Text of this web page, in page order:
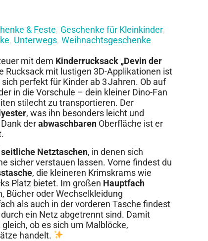
& Feste, Geschenke für Kleinkinder,
, Unterwegs, Weihnachtsgeschenke
mit dem Kinderrucksack „Devin der
Rucksack mit lustigen 3D-Applikationen ist
perfekt für Kinder ab 3 Jahren. Ob auf
in die Vorschule – dein kleiner Dino-Fan
stilecht zu transportieren. Der
, was ihn besonders leicht und
derabwaschbaren Oberfläche ist er
seitliche Netztaschen, in denen sich
sicher verstauen lassen. Vorne findest du
, die kleineren Krimskrams wie
Platz bietet. Im großen Hauptfach
Bücher oder Wechselkleidung
als auch in der vorderen Tasche findest
durch ein Netz abgetrennt sind. Damit
ob es sich um Malblöcke,
handelt.